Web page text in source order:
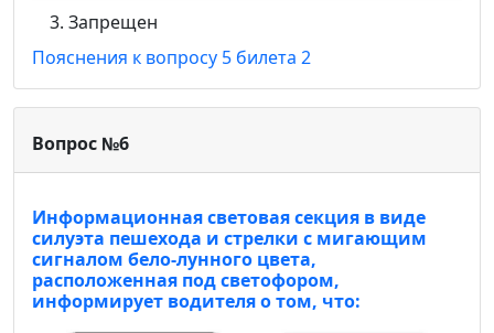
Запрещен
Пояснения к вопросу 5 билета 2
Вопрос №6
Информационная световая секция в виде
силуэта пешехода и стрелки с мигающим
сигналом бело-лунного цвета,
расположенная под светофором,
информирует водителя о том, что: